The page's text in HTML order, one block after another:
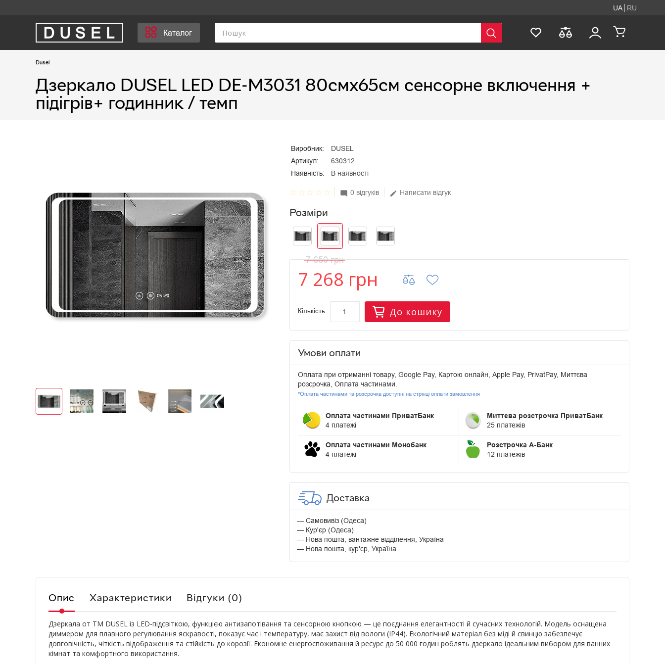
UA RU
Каталог
Dusel
Дзеркало DUSEL LED DE-M3031 80смх65см сенсорне включення +
підігрів+ годинник / темп
Виробник:
DUSEL
Артикул:
630312
Наявність:
В наявності
star_border star_border star_border star_border star_border mode_comment 0 відгуків edit Написати відгук
Розміри
7 650 грн
7 268 грн
Кількість До кошику
Умови оплати
Оплата при отриманні товару, Google Pay, Картою онлайн, Apple Pay, PrivatPay, Миттєва
розсрочка, Оплата частинами.
*Оплата частинами та розсрочка доступні на стрінці оплати замовлення
Оплата частинами ПриватБанк
4 платежі
Миттєва розстрочка ПриватБанк
25 платежів
Оплата частинами Монобанк
4 платежі
Розстрочка А-Банк
12 платежів
Доставка
Самовивіз (Одеса)
Кур'єр (Одеса)
Нова пошта, вантажне відділення, Україна
Нова пошта, кур'єр, Україна
Опис Характеристики Відгуки (0)
Дзеркала от ТМ DUSEL із LED-підсвіткою, функцією антизапотівання та сенсорною кнопкою — це поєднання елегантності й сучасних технологій. Модель оснащена
диммером для плавного регулювання яскравості, показує час і температуру, має захист від вологи (IP44). Екологічний матеріал без міді й свинцю забезпечує
довговічність, чіткість відображення та стійкість до корозії. Економне енергоспоживання й ресурс до 50 000 годин роблять дзеркало ідеальним вибором для ванних
кімнат та комфортного використання.